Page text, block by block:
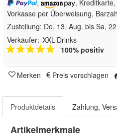
,
,
Vorkasse per Überweisung,
Zustellung: Do, 13. Aug. bis Sa,
Verkäufer: XXL-Drinks
100% positiv
Merken Preis vorschlagen
Produktdetails Zahlung,
Artikelmerkmale